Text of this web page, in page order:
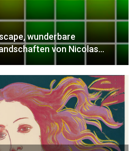
wunderbare
von Nicolas…